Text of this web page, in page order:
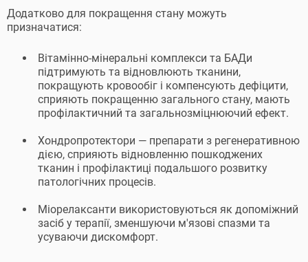
Додатково для покращення стану можуть
призначатися:
Вітамінно-мінеральні комплекси та БАДи
підтримують та відновлюють тканини,
покращують кровообіг і компенсують дефіцити,
сприяють покращенню загального стану, мають
профілактичний та загальнозміцнюючий ефект.
Хондропротектори — препарати з регенеративною
дією, сприяють відновленню пошкоджених
тканин і профілактиці подальшого розвитку
патологічних процесів.
Міорелаксанти використовуються як допоміжний
засіб у терапії, зменшуючи м'язові спазми та
усуваючи дискомфорт.